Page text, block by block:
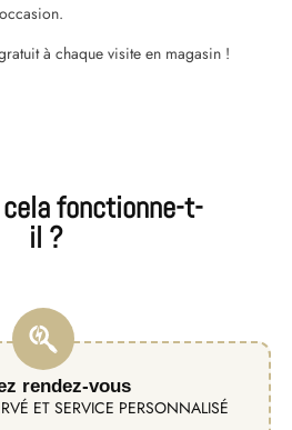
à chaque visite en magasin !
fonctionne-t-
il ?
rendez-vous
ET SERVICE PERSONNALISÉ